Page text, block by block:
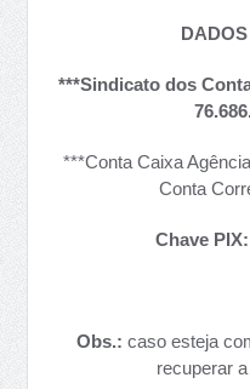
***Sindicato dos
***Conta Caixa
Conta
Chave
Obs.: caso esteja
recuperar